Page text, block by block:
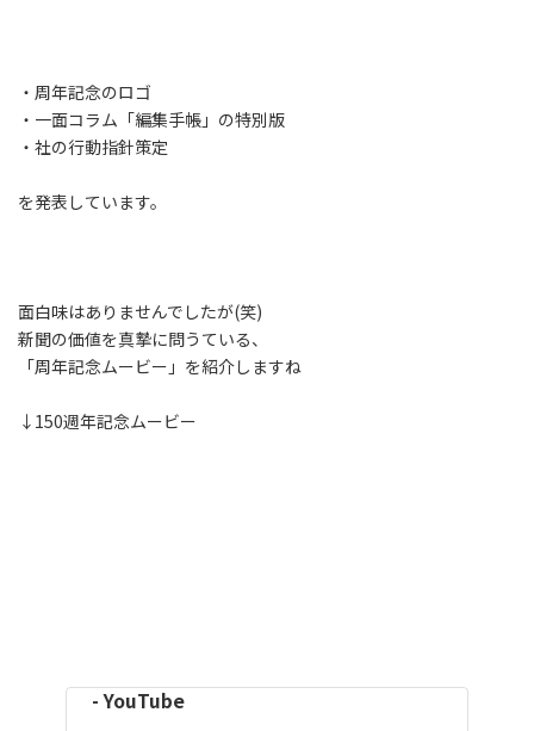
・周年記念のロゴ
・一面コラム「編集手帳」の特別版
・社の行動指針策定
を発表しています。
面白味はありませんでしたが(笑)
新聞の価値を真摯に問うている、
「周年記念ムービー」を紹介しますね
↓150週年記念ムービー
- YouTube